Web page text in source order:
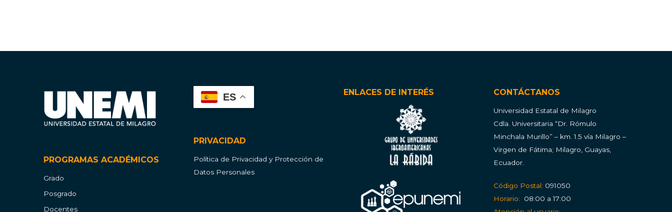
PROGRAMAS ACADÉMICOS
Grado
Posgrado
Docentes
ES
PRIVACIDAD
Política de Privacidad y Protección de
Datos Personales
ENLACES DE INTERÉS CONTÁCTANOS
Universidad Estatal de Milagro
Cdla. Universitaria “Dr. Rómulo
Minchala Murillo” – km. 1.5 vía Milagro –
Virgen de Fátima; Milagro, Guayas,
Ecuador.
Código Postal: 091050
Horario:
08:00 a 17:00